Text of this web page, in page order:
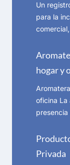
Un
para la
hogar y
oficina La
Privada